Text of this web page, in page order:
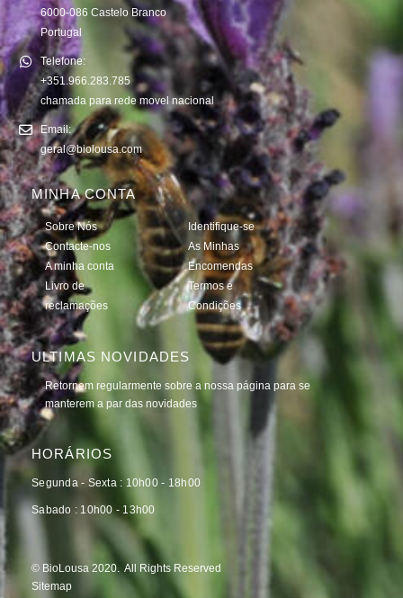
6000-086 Castelo Branco
Portugal
Telefone:
+351.966.283.785
chamada para rede movel nacional
Email:
geral@biolousa.com
MINHA CONTA
Sobre Nós
Contacte-nos
A minha conta
Livro de
reclamações
Identifique-se
As Minhas
Encomendas
Termos e
Condições
ULTIMAS NOVIDADES
Retornem regularmente sobre a nossa página para se
manterem a par das novidades
HORÁRIOS
Segunda - Sexta : 10h00 - 18h00
Sabado : 10h00 - 13h00
© BioLousa 2020. All Rights Reserved
Sitemap